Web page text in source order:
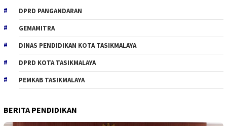
DPRD PANGANDARAN
GEMAMITRA
DINAS PENDIDIKAN KOTA TASIKMALAYA
DPRD KOTA TASIKMALAYA
PEMKAB TASIKMALAYA
BERITA PENDIDIKAN